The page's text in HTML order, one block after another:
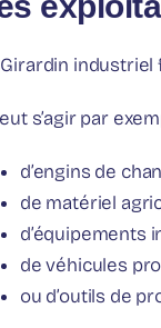
industriel
s’agir par
d’engins de
de matériel
d’équipements
de véhicules
ou d’outils de